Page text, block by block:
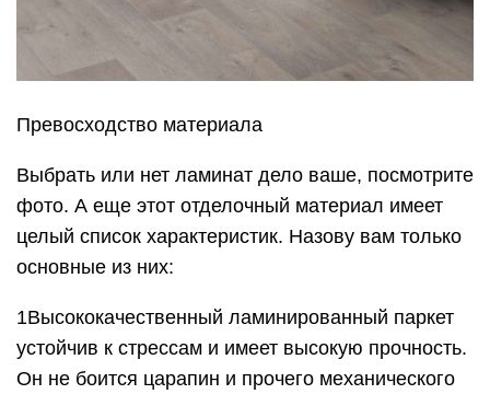
Превосходство материала
Выбрать или нет ламинат дело ваше, посмотрите
фото. А еще этот отделочный материал имеет
целый список характеристик. Назову вам только
основные из них:
1Высококачественный ламинированный паркет
устойчив к стрессам и имеет высокую прочность.
Он не боится царапин и прочего механического